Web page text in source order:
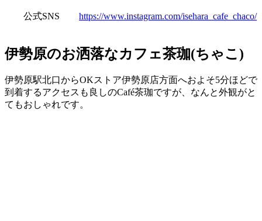
公式SNS https://www.instagram.com/isehara_cafe_chaco/
伊勢原のお洒落なカフェ茶珈(ちゃこ)
伊勢原駅北口からOKストア伊勢原店方面へおよそ5分ほどで
到着するアクセスも良しのCafé茶珈ですが、なんと外観がと
てもおしゃれです。